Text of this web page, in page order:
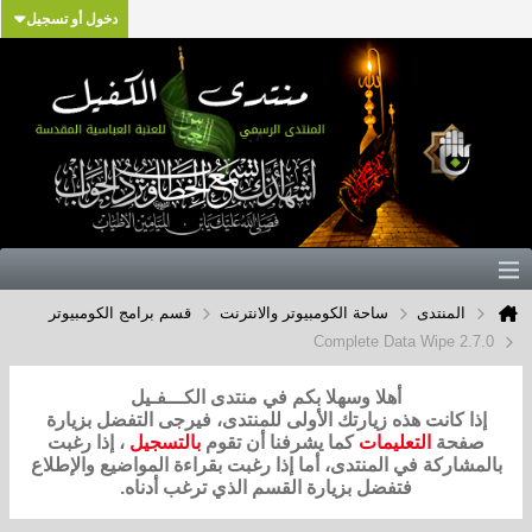
دخول أو تسجيل
المنتدى ساحة الكومبيوتر والانترنت
قسم برامج الكومبيوتر
Complete Data Wipe 2.7.0
أهلا وسهلا بكم في منتدى الكـــفـيل
إذا كانت هذه زيارتك الأولى للمنتدى، فيرجى التفضل بزيارة
صفحة التعليمات كما يشرفنا أن تقوم بالتسجيل ، إذا رغبت
بالمشاركة في المنتدى، أما إذا رغبت بقراءة المواضيع والإطلاع
فتفضل بزيارة القسم الذي ترغب أدناه.